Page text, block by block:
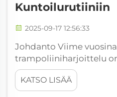
Kuntoilurutiiniin
2025-09-17 12:56:33
Johdanto Viime vuosina
trampoliiniharjoittelu
harrastetoiminnasta
kunnoratkaisuksi, joka
terveysintoilijoiden ja
KATSO LISÄÄ